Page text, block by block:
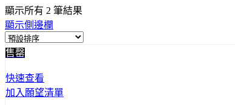
顯示所有 2 筆結果
顯示側邊欄
售罄
快速查看
加入願望清單